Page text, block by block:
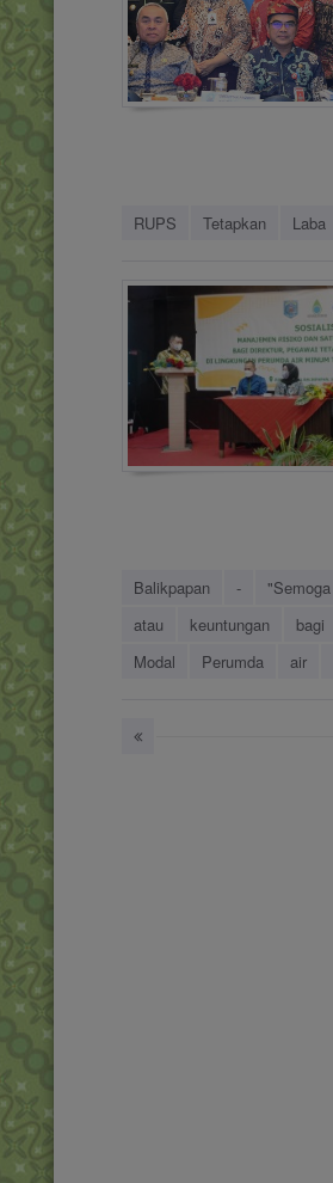
RUPS Tetapkan Laba
Balikpapan - "Semoga
atau
keuntungan bagi
Modal
Perumda air